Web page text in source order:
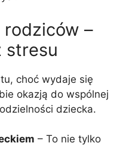
–
stresu
choć wydaje się
okazją do wspólnej
dziecka.
– To nie tylko